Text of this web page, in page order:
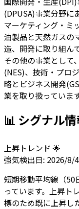
(DPUSA)事業分野に
マーケティング・ミ
油製品と天然ガスの
造、開発に取り組ん
その他の事業として
(NES)、技術・プロ
略とビジネス開発
業を取り扱っています
📊 シグナル
上昇トレンド 🌟
強気検出日: 2026/8/4
短期移動平均線（50
っています。上昇ト
標のため既に上昇し